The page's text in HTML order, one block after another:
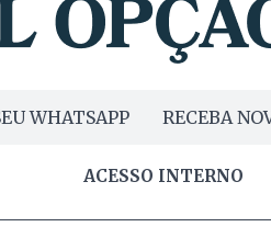
WHATSAPP RECEBA
ACESSO INTERNO